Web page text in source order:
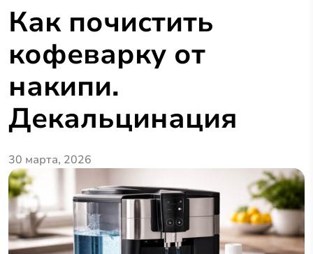
Как почистить
кофеварку от
накипи.
Декальцинация
30 марта, 2026